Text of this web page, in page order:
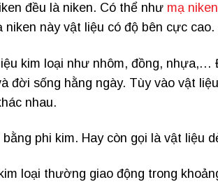
đều là niken. Có thể như mạ
này vật liệu có độ bên cực cao.
kim loại như nhôm, đồng, nhựa,…
đời sống hằng ngày. Tùy vào vật
nhau.
phi kim. Hay còn gọi là vật liệu
loại thường giao động trong